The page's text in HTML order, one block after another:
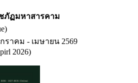
ภัฏมหาสารคาม
ราคม - เมษายน 2569
2026)